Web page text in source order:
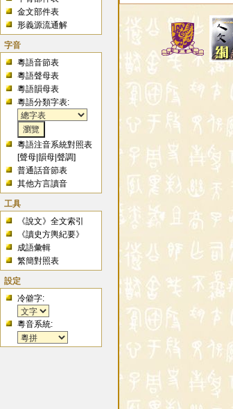
金文部件表
形義源流通解
字音
粵語音節表
粵語聲母表
粵語韻母表
粵語分類字表:
粵語注音系統對照表
[聲母 |韻母 |聲調]
普通話音節表
其他方言讀音
工具
《說文》全文索引
《讀史方輿紀要》
成語彙輯
繁簡對照表
設定
冷僻字:
粵音系統: